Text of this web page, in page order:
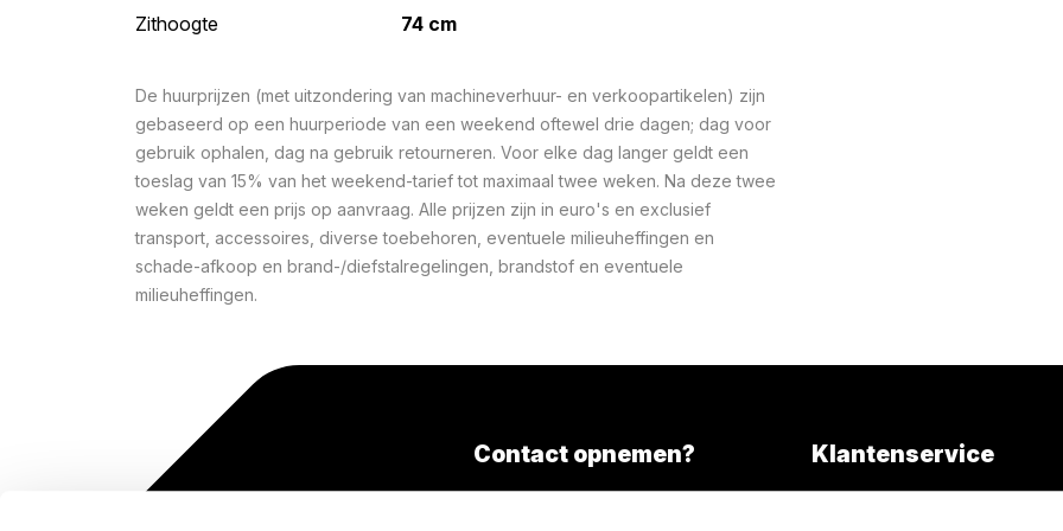
Zithoogte 74 cm
De huurprijzen (met uitzondering van machineverhuur- en verkoopartikelen) zijn
gebaseerd op een huurperiode van een weekend oftewel drie dagen; dag voor
gebruik ophalen, dag na gebruik retourneren. Voor elke dag langer geldt een
toeslag van 15% van het weekend-tarief tot maximaal twee weken. Na deze twee
weken geldt een prijs op aanvraag. Alle prijzen zijn in euro's en exclusief
transport, accessoires, diverse toebehoren, eventuele milieuheffingen en
schade-afkoop en brand-/diefstalregelingen, brandstof en eventuele
milieuheffingen.
Contact opnemen? Klantenservice